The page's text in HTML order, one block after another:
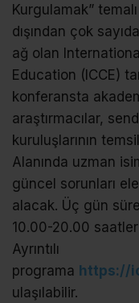
Kurgulamak”
dışından çok
ağ olan
Education (ICCE)
konferansta
araştırmacılar,
kuruluşlarının
Alanında uzman
güncel sorunları
alacak. Üç gün
10.00-20.00
Ayrıntılı
programa https://
ulaşılabilir.